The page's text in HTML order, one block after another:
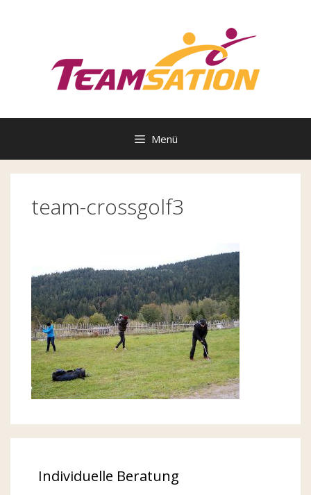
Menü
team-crossgolf3
Individuelle Beratung